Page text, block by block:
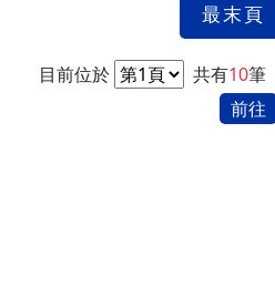
最末頁
目前位於 共有10筆
前往